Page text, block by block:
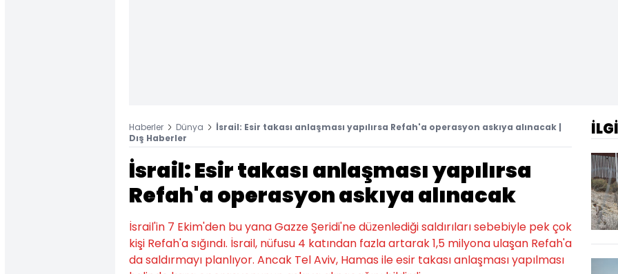
Haberler Dünya
İsrail: Esir takası anlaşması yapılırsa Refah'a operasyon askıya alınacak |
Dış Haberler
İsrail: Esir takası anlaşması yapılırsa
Refah'a operasyon askıya alınacak
İsrail'in 7 Ekim'den bu yana Gazze Şeridi'ne düzenlediği saldırıları sebebiyle pek çok
kişi Refah'a sığındı. İsrail, nüfusu 4 katından fazla artarak 1,5 milyona ulaşan Refah'a
da saldırmayı planlıyor. Ancak Tel Aviv, Hamas ile esir takası anlaşması yapılması